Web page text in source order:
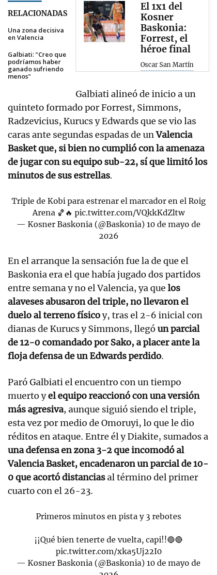
RELACIONADAS
Una zona decisiva
en Valencia
Galbiati: "Creo que
podríamos haber
ganado sufriendo
menos"
El 1x1 del
Kosner
Baskonia:
Forrest, el
héroe final
Oscar San Martín
Galbiati alineó de inicio a un
quinteto formado por Forrest, Simmons,
Radzevicius, Kurucs y Edwards que se vio las
caras ante segundas espadas de unValencia
Basket que, si bien no cumplió con la amenaza
de jugar con su equipo sub-22, sí que limitó los
minutos de sus estrellas.
Triple de Kobi para estrenar el marcador en el Roig
Arena 🏀🔥 pic.twitter.com/VQkkKdZltw
— Kosner Baskonia (@Baskonia) 10 de mayo de
2026
En el arranque la sensación fue la de que el
Baskonia era el que había jugado dos partidos
entre semana y no el Valencia, ya que los
alaveses abusaron del triple, no llevaron el
duelo al terreno físicoy, tras el 2-6 inicial con
dianas de Kurucs y Simmons, llegó un parcial
de 12-0 comandado por Sako, a placer ante la
floja defensa de un Edwards perdido.
Paró Galbiati el encuentro con un tiempo
muerto yel equipo reaccionó con una versión
más agresiva, aunque siguió siendo el triple,
esta vez por medio de Omoruyi, lo que le dio
réditos en ataque. Entre él y Diakite, sumados a
una defensa en zona 3-2 que incomodó al
Valencia Basket, encadenaron un parcial de 10-
0 que acortó distanciasal término del primer
cuarto con el 26-23.
Primeros minutos en pista y 3 rebotes
¡¡Qué bien tenerte de vuelta, capi!!🔵🔴
pic.twitter.com/xka5Uj22I0
— Kosner Baskonia (@Baskonia) 10 de mayo de